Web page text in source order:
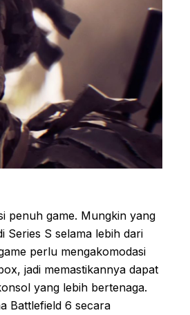
penuh game. Mungkin yang
Series S selama lebih dari
perlu mengakomodasi
jadi memastikannya dapat
yang lebih bertenaga.
Battlefield 6 secara